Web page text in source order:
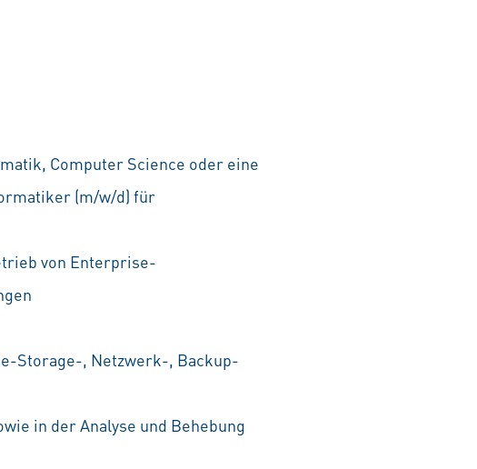
Computer Science oder eine
(m/w/d) für
von Enterprise-
Storage-, Netzwerk-, Backup-
in der Analyse und Behebung